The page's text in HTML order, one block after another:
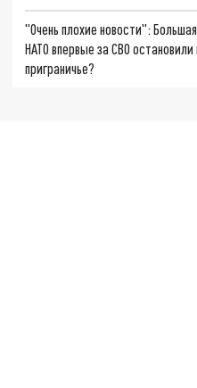
"Очень плохие новости":
НАТО впервые за СВО
приграничье?